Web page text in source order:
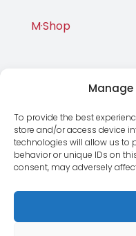
Manage
To provide the best
store and/or access device
technologies will allow us to
behavior or unique IDs on
consent, may adversely
M·Shop
© Copyright 2012 -
los derechos